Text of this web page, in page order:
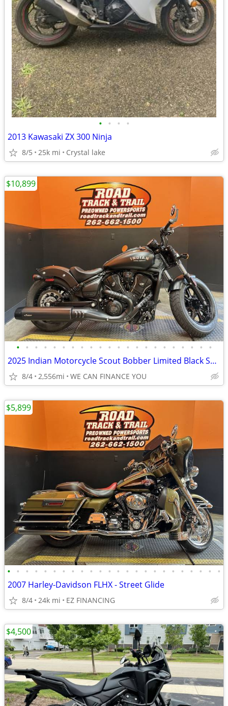
• • • •
2013 Kawasaki ZX 300 Ninja
8/5 25k mi Crystal lake
• • • • • • • • • • • • • • • • • • • • • •
2025 Indian Motorcycle Scout Bobber Limited Black Smoke
8/4 2,556mi WE CAN FINANCE YOU
$10,899
• • • • • • • • • • • • • • • • • • • • • • • •
2007 Harley-Davidson FLHX - Street Glide
8/4 24k mi EZ FINANCING
$5,899
$4,500